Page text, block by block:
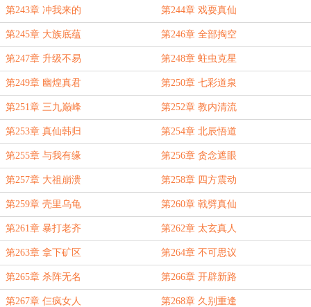
第243章 冲我来的 第244章 戏耍真仙
第245章 大族底蕴 第246章 全部掏空
第247章 升级不易 第248章 蛀虫克星
第249章 幽煌真君 第250章 七彩道泉
第251章 三九巅峰 第252章 教内清流
第253章 真仙韩归 第254章 北辰悟道
第255章 与我有缘 第256章 贪念遮眼
第257章 大祖崩溃 第258章 四方震动
第259章 壳里乌龟 第260章 戟劈真仙
第261章 暴打老齐 第262章 太玄真人
第263章 拿下矿区 第264章 不可思议
第265章 杀阵无名 第266章 开辟新路
第267章 仨疯女人 第268章 久别重逢